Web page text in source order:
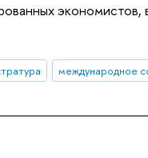
международное